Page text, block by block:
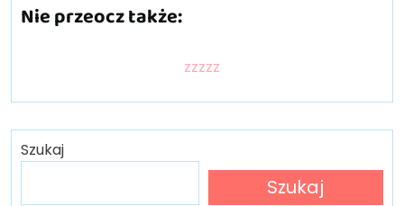
Nie przeocz także:
zzzzz
Szukaj
Szukaj